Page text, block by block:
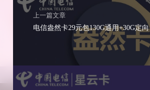
上一篇文章
电信盎然卡29元包130G通用+30G定向